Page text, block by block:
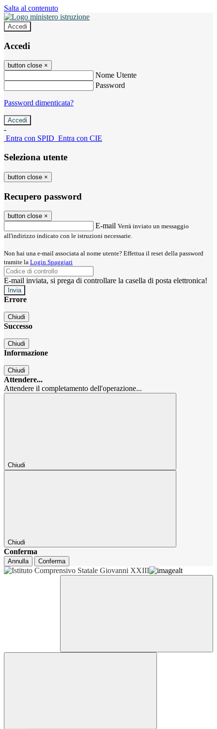
Salta al contenuto
Accedi
Accedi
button close ×
Nome Utente
Password
Password dimenticata?
-
Entra con SPID Entra con CIE
Seleziona utente
button close ×
Recupero password
button close ×
E-mail Verrà inviato un messaggio
all'indirizzo indicato con le istruzioni necessarie.
Non hai una e-mail associata al nome utente? Effettua il reset della password
tramite la Login Spaggiari
E-mail inviata, si prega di controllare la casella di posta elettronica!
Errore
Chiudi
Successo
Chiudi
Informazione
Chiudi
Attendere...
Attendere il completamento dell'operazione...
Chiudi
Chiudi
Conferma
Annulla Conferma